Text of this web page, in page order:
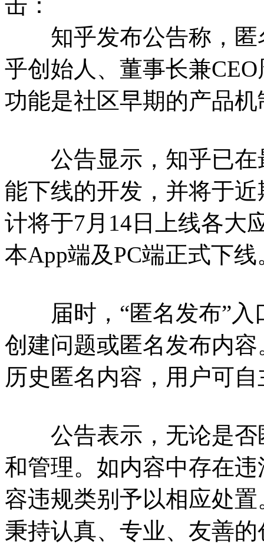
知乎发布公告称，匿
乎创始人、董事长兼
功能是社区早期的产品
公告显示，知乎已在
能下线的开发，并将于
计将于7月14日上线各大
本App端及PC端正式下线
届时，“匿名发布”入
创建问题或匿名发布内
历史匿名内容，用户可
公告表示，无论是否
和管理。如内容中存在
容违规类别予以相应处
秉持认真、专业、友善